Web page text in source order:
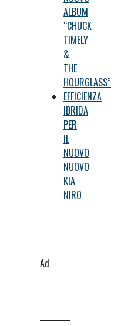
ALBUM
“CHUCK
TIMELY
&
THE
HOURGLASS”
EFFICIENZA
IBRIDA
PER
IL
NUOVO
NUOVO
KIA
NIRO
Ad